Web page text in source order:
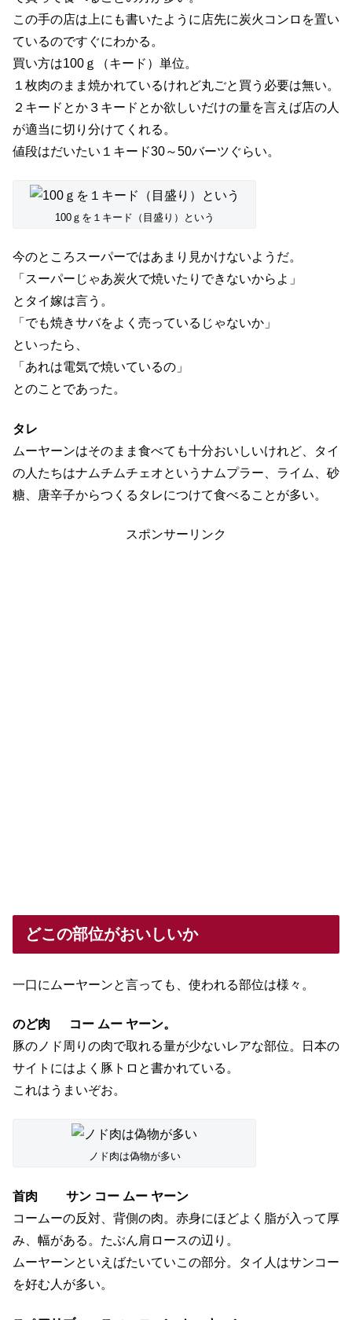
１枚肉のまま焼かれているけれど丸ごと買う必要は無い。
２キードとか３キードとか欲しいだけの量を言えば店の人
が適当に切り分けてくれる。
値段はだいたい１キード30～50バーツぐらい。
100ｇを１キード（目盛り）という
今のところスーパーではあまり見かけないようだ。
「でも焼きサバをよく売っているじゃないか」
といったら、
「あれは電気で焼いているの」
とのことであった。
タレ
糖、唐辛子からつくるタレにつけて食べることが多い。
一口にムーヤーンと言っても、使われる部位は様々。
のど肉 コー ムー ヤーン。
豚のノド周りの肉で取れる量が少ないレアな部位。日本の
これはうまいぞお。
ノド肉は偽物が多い
首肉 サン コー ムー ヤーン
ムーヤーンといえばたいていこの部分。タイ人はサンコー
を好む人が多い。
スペアリブ スィーコーン ムー ヤーン